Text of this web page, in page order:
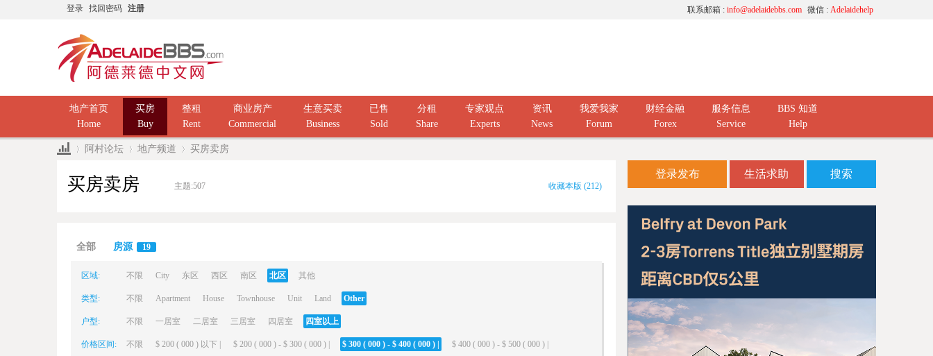
登录 找回密码 注册 微信 : Adelaidehelp
联系邮箱 : info@adelaidebbs.com
地产首页
Home
买房
Buy
整租
Rent
商业房产
Commercial
生意买卖
Business
已售
Sold
分租
Share
专家观点
Experts
资讯
News
我爱我家
Forum
财经金融
Forex
服务信息
Service
BBS 知道
Help
阿村论坛 地产频道 买房卖房
买房卖房 主题:507 收藏本版 (212)
全部 房源 19
区域: 不限 City 东区 西区 南区 北区 其他
类型: 不限 Apartment House Townhouse Unit Land Other
户型: 不限 一居室 二居室 三居室 四居室 四室以上
价格区间: 不限 $ 200 ( 000 ) 以下 | $ 200 ( 000 ) - $ 300 ( 000 ) | $ 300 ( 000 ) - $ 400 ( 000 ) |
$ 400 ( 000 ) - $ 500 ( 000 ) |
登录发布 生活求助 搜索